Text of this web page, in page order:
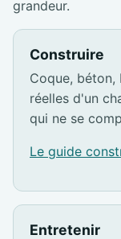
grandeur.
Construire
Coque,
réelles d'un
qui ne se
Le guide
Entretenir